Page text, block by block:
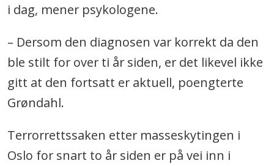
i dag, mener psykologene.
– Dersom den diagnosen var korrekt da den
ble stilt for over ti år siden, er det likevel ikke
gitt at den fortsatt er aktuell, poengterte
Grøndahl.
Terrorrettssaken etter masseskytingen i
Oslo for snart to år siden er på vei inn i